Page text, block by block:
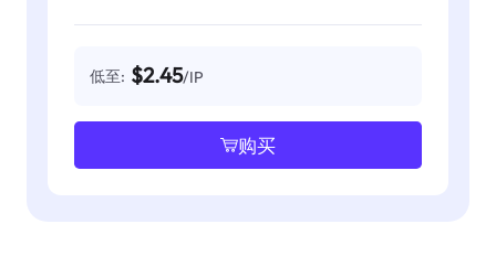
低至: $2.45/IP
购买